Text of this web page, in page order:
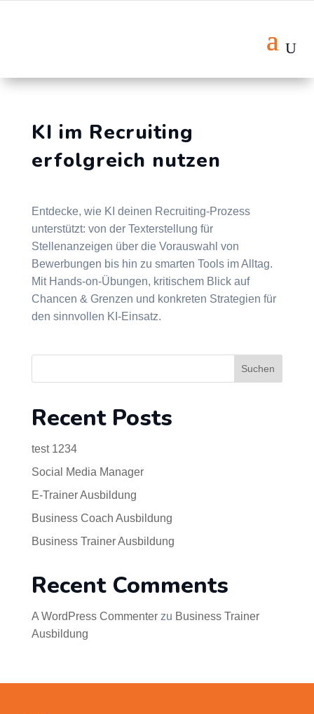
KI im Recruiting
erfolgreich nutzen
Entdecke, wie KI deinen Recruiting-Prozess
unterstützt: von der Texterstellung für
Stellenanzeigen über die Vorauswahl von
Bewerbungen bis hin zu smarten Tools im Alltag.
Mit Hands-on-Übungen, kritischem Blick auf
Chancen & Grenzen und konkreten Strategien für
den sinnvollen KI-Einsatz.
Suchen
Recent Posts
test 1234
Social Media Manager
E-Trainer Ausbildung
Business Coach Ausbildung
Business Trainer Ausbildung
Recent Comments
A WordPress Commenterzu Business Trainer
Ausbildung